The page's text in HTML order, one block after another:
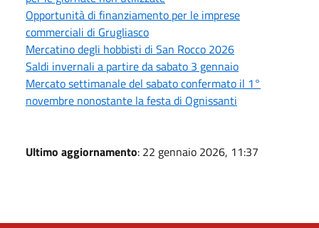
Opportunità di finanziamento per le imprese
commerciali di Grugliasco
Mercatino degli hobbisti di San Rocco 2026
Saldi invernali a partire da sabato 3 gennaio
Mercato settimanale del sabato confermato il 1°
novembre nonostante la festa di Ognissanti
Ultimo aggiornamento: 22 gennaio 2026, 11:37